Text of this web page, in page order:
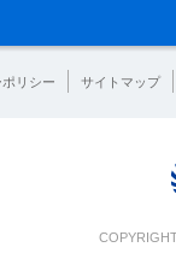
リシー サイトマップ